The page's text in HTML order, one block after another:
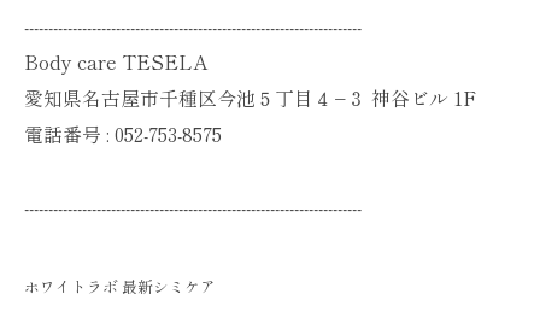
----------------------------------------------------------------------
Body care TESELA
愛知県名古屋市千種区今池５丁目４−３ 神谷ビル 1F
電話番号 : 052-753-8575
----------------------------------------------------------------------
ホワイトラボ 最新シミケア